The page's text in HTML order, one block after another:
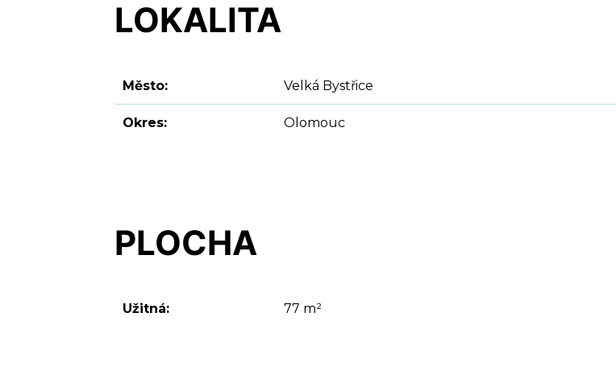
LOKALITA
Město: Velká Bystřice
Okres: Olomouc
PLOCHA
Užitná: 77 m²